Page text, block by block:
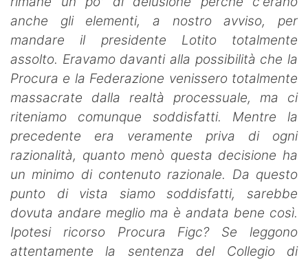
anche gli elementi, a nostro avviso, per
mandare il presidente Lotito totalmente
assolto. Eravamo davanti alla possibilità che la
Procura e la Federazione venissero totalmente
massacrate dalla realtà processuale, ma ci
riteniamo comunque soddisfatti. Mentre la
precedente era veramente priva di ogni
razionalità, quanto menò questa decisione ha
un minimo di contenuto razionale. Da questo
punto di vista siamo soddisfatti, sarebbe
dovuta andare meglio ma è andata bene così.
Ipotesi ricorso Procura Figc? Se leggono
attentamente la sentenza del Collegio di